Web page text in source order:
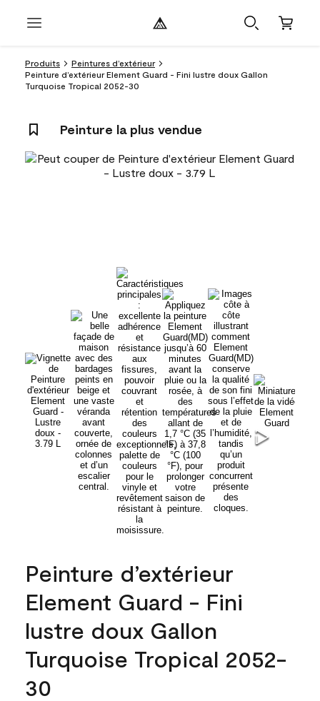
Produits
Peintures d’extérieur
Peinture d’extérieur Element Guard - Fini lustre doux Gallon
Turquoise Tropical 2052-30
Peinture la plus vendue
Peinture d’extérieur
Element Guard - Fini
lustre doux Gallon
Turquoise Tropical 2052-
30